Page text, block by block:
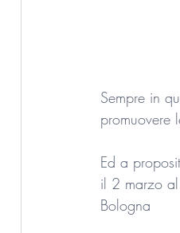
Sempre in
promuovere
Ed a
il 2 marzo
Bologna